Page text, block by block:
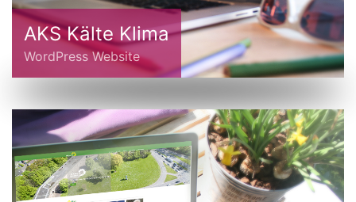
AKS Kälte Klima
WordPress Website